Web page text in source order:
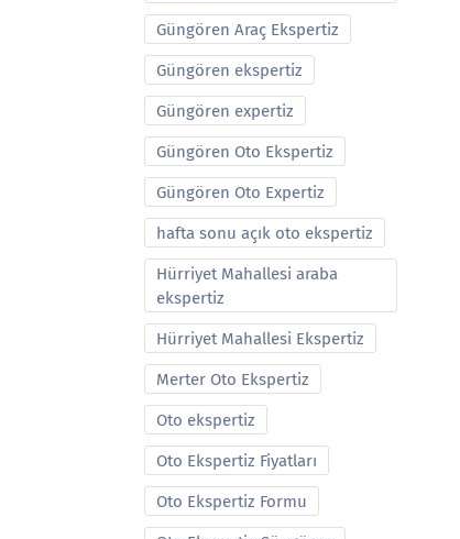
Güngören Araç Ekspertiz
Güngören ekspertiz
Güngören expertiz
Güngören Oto Ekspertiz
Güngören Oto Expertiz
hafta sonu açık oto ekspertiz
Hürriyet Mahallesi araba
ekspertiz
Hürriyet Mahallesi Ekspertiz
Merter Oto Ekspertiz
Oto ekspertiz
Oto Ekspertiz Fiyatları
Oto Ekspertiz Formu